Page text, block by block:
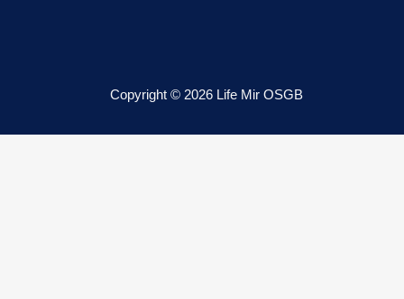
Copyright © 2026 Life Mir OSGB